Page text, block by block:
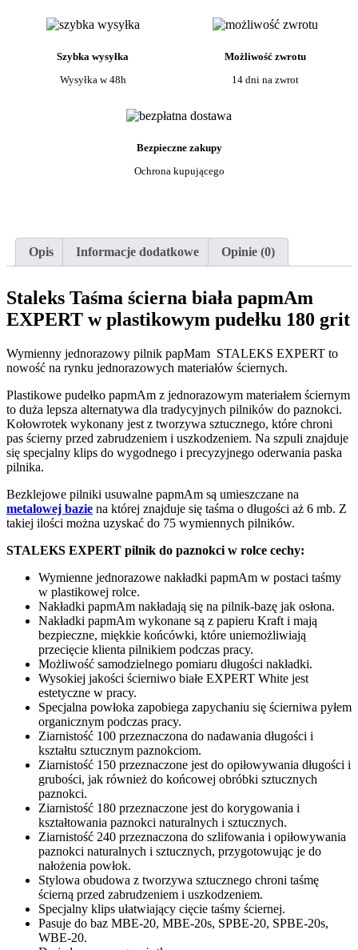
EXPERT
plastikowymSzybka wysyłka
Wysyłka w 48h
Możliwość zwrotu
14 dni na zwrot
Bezpieczne zakupy
Ochrona kupującego
Opis Informacje dodatkowe Opinie (0)
Staleks Taśma ścierna biała papmAm
EXPERT w plastikowym pudełku 180 grit
Wymienny jednorazowy pilnik papMam STALEKS EXPERT to
nowość na rynku jednorazowych materiałów ściernych.
Plastikowe pudełko papmAm z jednorazowym materiałem ściernym
to duża lepsza alternatywa dla tradycyjnych pilników do paznokci.
Kołowrotek wykonany jest z tworzywa sztucznego, które chroni
pas ścierny przed zabrudzeniem i uszkodzeniem. Na szpuli znajduje
się specjalny klips do wygodnego i precyzyjnego oderwania paska
pilnika.
Bezklejowe pilniki usuwalne papmAm są umieszczane na
metalowej bazie na której znajduje się taśma o długości aż 6 mb. Z
takiej ilości można uzyskać do 75 wymiennych pilników.
STALEKS EXPERT pilnik do paznokci w rolce cechy:
Wymienne jednorazowe nakładki papmAm w postaci taśmy
w plastikowej rolce.
Nakładki papmAm nakładają się na pilnik-bazę jak osłona.
Nakładki papmAm wykonane są z papieru Kraft i mają
bezpieczne, miękkie końcówki, które uniemożliwiają
przecięcie klienta pilnikiem podczas pracy.
Możliwość samodzielnego pomiaru długości nakładki.
Wysokiej jakości ścierniwo białe EXPERT White jest
estetyczne w pracy.
Specjalna powłoka zapobiega zapychaniu się ścierniwa pyłem
organicznym podczas pracy.
Ziarnistość 100 przeznaczona do nadawania długości i
kształtu sztucznym paznokciom.
Ziarnistość 150 przeznaczone jest do opiłowywania długości i
grubości, jak również do końcowej obróbki sztucznych
paznokci.
Ziarnistość 180 przeznaczone jest do korygowania i
kształtowania paznokci naturalnych i sztucznych.
Ziarnistość 240 przeznaczona do szlifowania i opiłowywania
paznokci naturalnych i sztucznych, przygotowując je do
nałożenia powłok.
Stylowa obudowa z tworzywa sztucznego chroni taśmę
ścierną przed zabrudzeniem i uszkodzeniem.
Specjalny klips ułatwiający cięcie taśmy ściernej.
Pasuje do baz MBE-20, MBE-20s, SPBE-20, SPBE-20s,
WBE-20.